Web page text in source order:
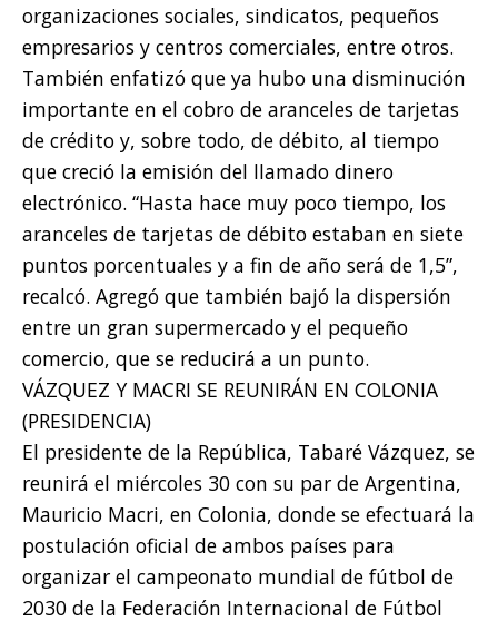
organizaciones sociales, sindicatos, pequeños
empresarios y centros comerciales, entre otros.
También enfatizó que ya hubo una disminución
importante en el cobro de aranceles de tarjetas
de crédito y, sobre todo, de débito, al tiempo
que creció la emisión del llamado dinero
electrónico. “Hasta hace muy poco tiempo, los
aranceles de tarjetas de débito estaban en siete
puntos porcentuales y a fin de año será de 1,5”,
recalcó. Agregó que también bajó la dispersión
entre un gran supermercado y el pequeño
comercio, que se reducirá a un punto.
VÁZQUEZ Y MACRI SE REUNIRÁN EN COLONIA
(PRESIDENCIA)
El presidente de la República, Tabaré Vázquez, se
reunirá el miércoles 30 con su par de Argentina,
Mauricio Macri, en Colonia, donde se efectuará la
postulación oficial de ambos países para
organizar el campeonato mundial de fútbol de
2030 de la Federación Internacional de Fútbol